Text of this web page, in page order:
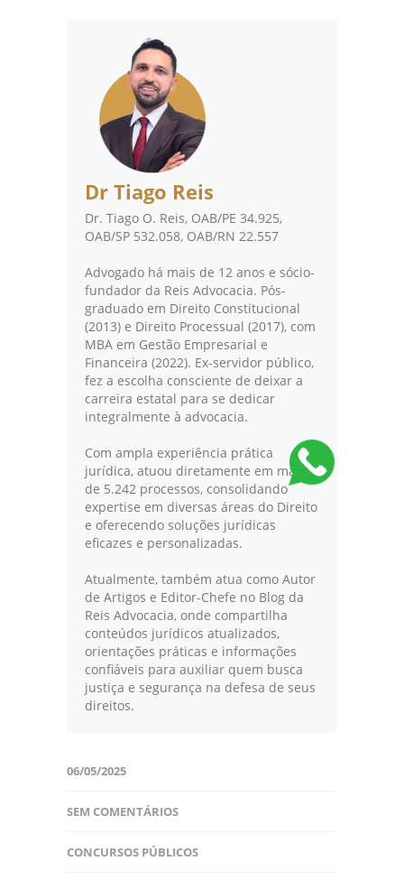
Dr Tiago Reis
Dr. Tiago O. Reis, OAB/PE 34.925,
OAB/SP 532.058, OAB/RN 22.557
Advogado há mais de 12 anos e sócio-
fundador da Reis Advocacia. Pós-
graduado em Direito Constitucional
(2013) e Direito Processual (2017), com
MBA em Gestão Empresarial e
Financeira (2022). Ex-servidor público,
fez a escolha consciente de deixar a
carreira estatal para se dedicar
integralmente à advocacia.
Com ampla experiência prática
jurídica, atuou diretamente em mais
de 5.242 processos, consolidando
expertise em diversas áreas do Direito
e oferecendo soluções jurídicas
eficazes e personalizadas.
Atualmente, também atua como Autor
de Artigos e Editor-Chefe no Blog da
Reis Advocacia, onde compartilha
conteúdos jurídicos atualizados,
orientações práticas e informações
confiáveis para auxiliar quem busca
justiça e segurança na defesa de seus
direitos.
06/05/2025
SEM COMENTÁRIOS
CONCURSOS PÚBLICOS